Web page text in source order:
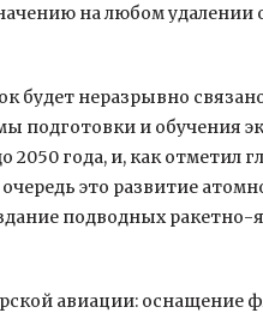
на любом удалении
будет неразрывно
подготовки и обучения
года, и, как отметил
это развитие
подводных ракетно-
авиации: оснащение